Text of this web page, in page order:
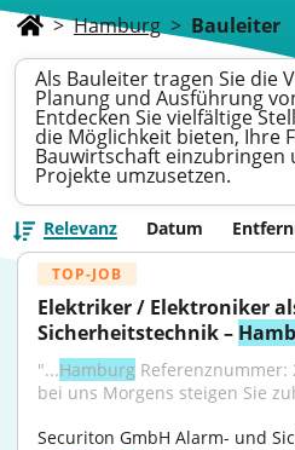
> Hamburg > Bauleiter
Als Bauleiter tragen Sie die
Planung und Ausführung
Entdecken Sie vielfältige
die Möglichkeit bieten, Ihre
Bauwirtschaft einzubringen
Projekte umzusetzen.
Relevanz Datum
TOP-JOB
Elektriker / Elektroniker
Sicherheitstechnik –
"...Hamburg Referenznummer:
bei uns Morgens steigen Sie
Securiton GmbH Alarm- und